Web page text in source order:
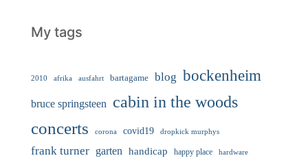
My tags
2010 afrika ausfahrt bartagame blog bockenheim
bruce springsteen
cabin in the woods
concerts
corona covid19 dropkick murphys
frank turner garten handicap happy place hardware